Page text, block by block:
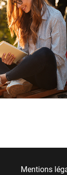
Mentions